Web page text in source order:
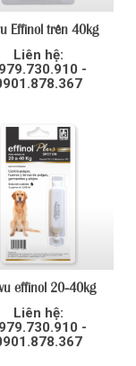
Effinol trên 40kg
Liên hệ:
-
effinol 20-40kg
Liên hệ:
-